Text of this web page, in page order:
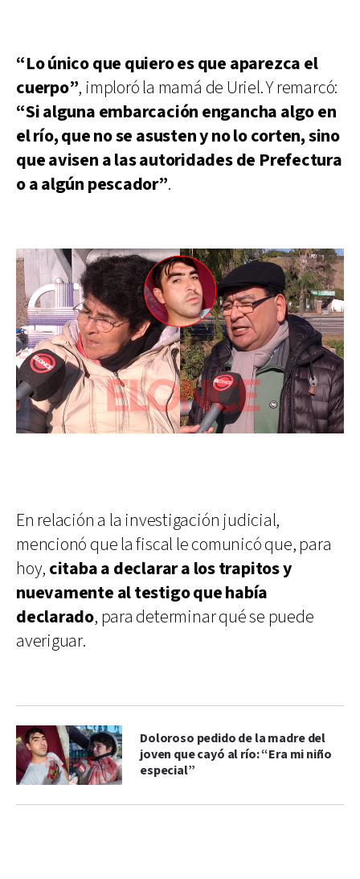
“Lo único que quiero es que aparezca el
cuerpo”, imploró la mamá de Uriel. Y remarcó:
“Si alguna embarcación engancha algo en
el río, que no se asusten y no lo corten, sino
que avisen a las autoridades de Prefectura
o a algún pescador”.
En relación a la investigación judicial,
mencionó que la fiscal le comunicó que, para
hoy, citaba a declarar a los trapitos y
nuevamente al testigo que había
declarado, para determinar qué se puede
averiguar.
Doloroso pedido de la madre del
joven que cayó al río: “Era mi niño
especial”